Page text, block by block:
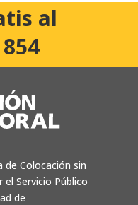
política de privacidad.
al
de Colocación sin
Servicio Público
de